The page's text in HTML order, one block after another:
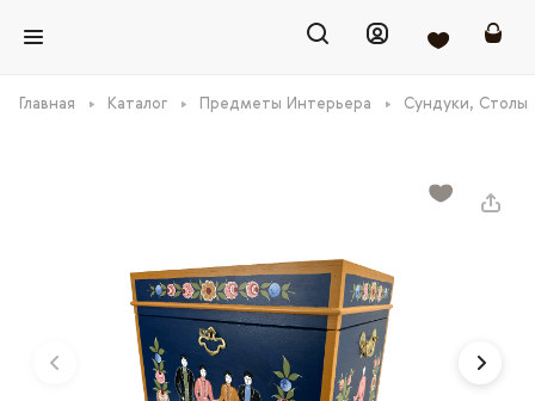
Главная Каталог Предметы Интерьера Сундуки, Столы